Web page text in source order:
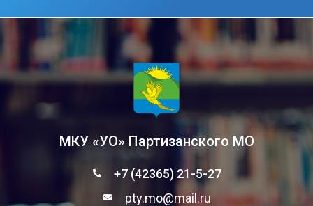
МКУ «УО» Партизанского МО
+7 (42365) 21-5-27
pty.mo@mail.ru